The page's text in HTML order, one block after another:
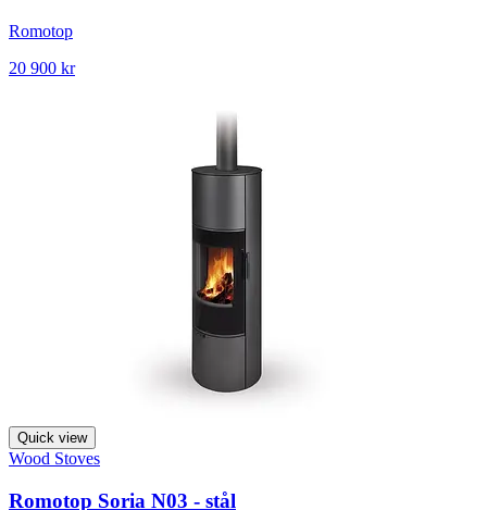
Romotop
20 900 kr
Quick view
Wood Stoves
Romotop Soria N03 - stål